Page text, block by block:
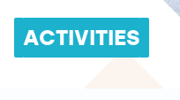
ACTIVITIES